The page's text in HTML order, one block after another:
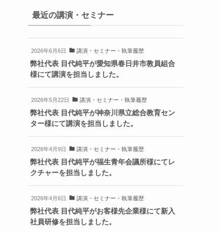
最近の講演・セミナー
2026年6月6日 講演・セミナー・執筆履歴
弊社代表 目代純平が愛知県春日井市教員組合
様にて講演を担当しました。
2026年5月22日 講演・セミナー・執筆履歴
弊社代表 目代純平が神奈川県立総合教育セン
ター様にて講演を担当しました。
2026年4月9日 講演・セミナー・執筆履歴
弊社代表 目代純平が福生青年会議所様にてレ
クチャーを担当しました。
2026年4月6日 講演・セミナー・執筆履歴
弊社代表 目代純平がお客様先企業様にて新入
社員研修を担当しました。